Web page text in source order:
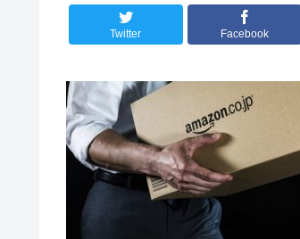
Twitter Facebook